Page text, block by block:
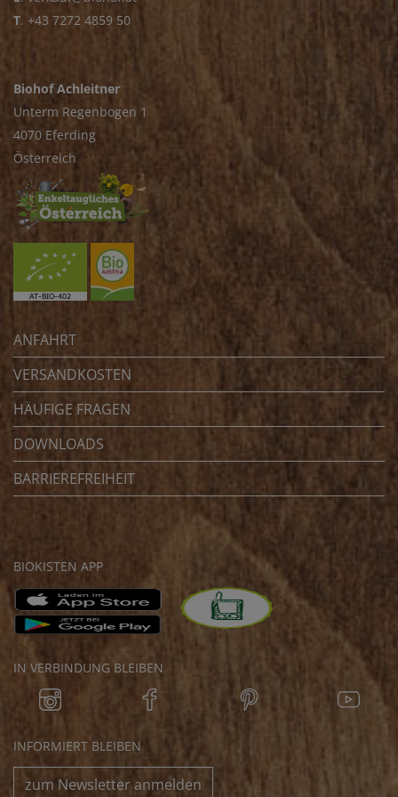
T. +43 7272 4859 50
Biohof Achleitner
Unterm Regenbogen 1
4070 Eferding
Österreich
ANFAHRT
VERSANDKOSTEN
HÄUFIGE FRAGEN
DOWNLOADS
BARRIEREFREIHEIT
BIOKISTEN APP
IN VERBINDUNG BLEIBEN
INFORMIERT BLEIBEN
zum Newsletter anmelden